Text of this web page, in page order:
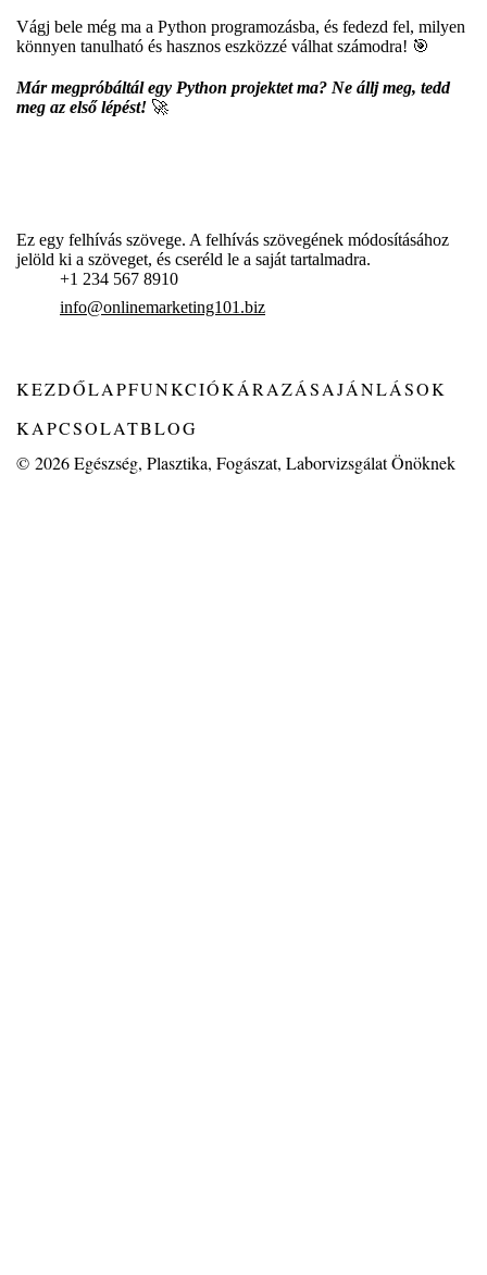
Vágj bele még ma a Python programozásba, és fedezd fel, milyen
könnyen tanulható és hasznos eszközzé válhat számodra! 🎯
Már megpróbáltál egy Python projektet ma? Ne állj meg, tedd
meg az első lépést! 🚀
Ez egy felhívás szövege. A felhívás szövegének módosításához
jelöld ki a szöveget, és cseréld le a saját tartalmadra.
+1 234 567 8910
info@onlinemarketing101.biz
KEZDŐLAPFUNKCIÓKÁRAZÁSAJÁNLÁSOK
KAPCSOLATBLOG
© 2026Egészség, Plasztika, Fogászat, Laborvizsgálat Önöknek